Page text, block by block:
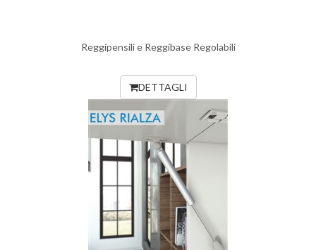
Reggipensili e Reggibase Regolabili
DETTAGLI